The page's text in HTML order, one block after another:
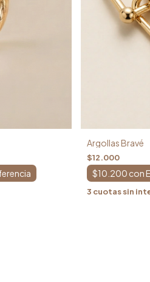
Argollas Bravé
$12.000
$10.200 con
3 cuotas sin